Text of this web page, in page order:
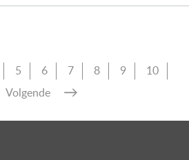
5 6 7 8 9
10
Volgende